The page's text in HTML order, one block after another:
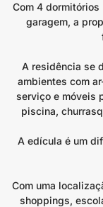
Com 4
garagem, a
A residência se
ambientes com
serviço e móveis
piscina,
A edícula é um
Com uma
shoppings,